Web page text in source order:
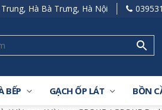
Hà Bà Trưng, Hà Nội
BẾP GẠCH ỐP LÁT BỒN